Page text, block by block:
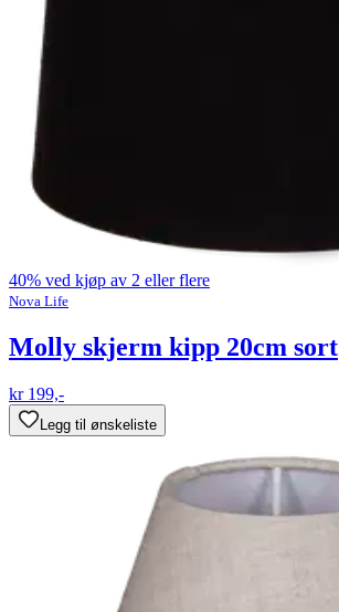
40% ved kjøp av 2 eller flere
Nova Life
Molly skjerm kipp 20cm sort
kr 199,-
Legg til ønskeliste